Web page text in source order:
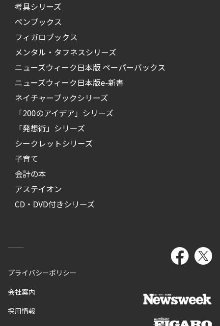
考具シリーズ
ペンブックス
フィガロブックス
メンタル・タフネスシリーズ
ニューズウィーク日本版 ペーパーバックス
ニューズウィーク日本版e-新書
ネイチャーブックシリーズ
「200のアイデア」シリーズ
「発想術」シリーズ
シークレットシリーズ
子育て
会計の本
アステイオン
CD・DVD付きシリーズ
プライバシーポリシー
会社案内
採用情報